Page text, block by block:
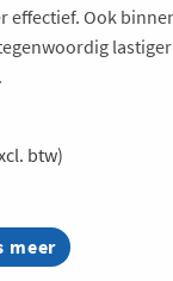
effectief. Ook
btw)
meer